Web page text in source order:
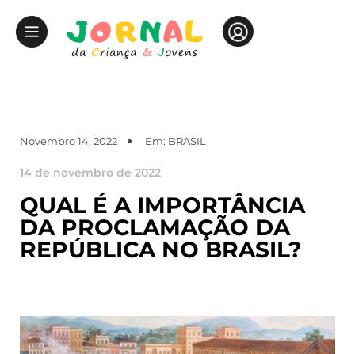
Novembro 14, 2022 Em: BRASIL
14 de novembro de 2022
QUAL É A IMPORTÂNCIA
DA PROCLAMAÇÃO DA
REPÚBLICA NO BRASIL?